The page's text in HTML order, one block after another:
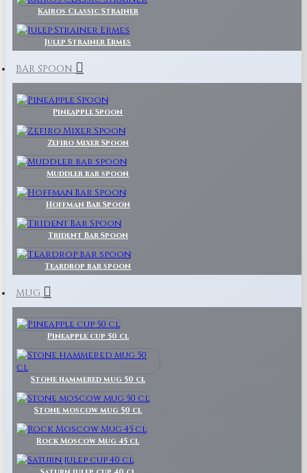
Kairos Classic Strainer
Julep Strainer Ermes
BAR SPOON
Pineapple Spoon
Zefiro Mixer Spoon
Muddler bar spoon
Hoffman Bar Spoon
Trident Bar Spoon
Teardrop bar spoon
MUG
Pineapple cup 50 cl
Stone hammered mug 50 cl
Stone moscow mug 50 cl
Rock Moscow Mug 45 cl